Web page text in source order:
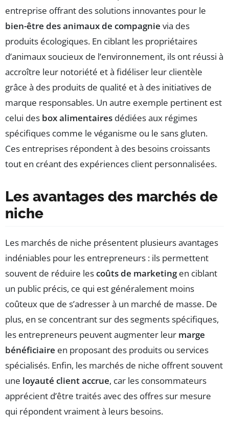
entreprise offrant des solutions innovantes pour le
bien-être des animaux de compagnie via des
produits écologiques. En ciblant les propriétaires
d’animaux soucieux de l’environnement, ils ont réussi à
accroître leur notoriété et à fidéliser leur clientèle
grâce à des produits de qualité et à des initiatives de
marque responsables. Un autre exemple pertinent est
celui des box alimentaires dédiées aux régimes
spécifiques comme le véganisme ou le sans gluten.
Ces entreprises répondent à des besoins croissants
tout en créant des expériences client personnalisées.
Les avantages des marchés de
niche
Les marchés de niche présentent plusieurs avantages
indéniables pour les entrepreneurs : ils permettent
souvent de réduire lescoûts de marketingen ciblant
un public précis, ce qui est généralement moins
coûteux que de s’adresser à un marché de masse. De
plus, en se concentrant sur des segments spécifiques,
les entrepreneurs peuvent augmenter leur marge
bénéficiaire en proposant des produits ou services
spécialisés. Enfin, les marchés de niche offrent souvent
une loyauté client accrue, car les consommateurs
apprécient d’être traités avec des offres sur mesure
qui répondent vraiment à leurs besoins.